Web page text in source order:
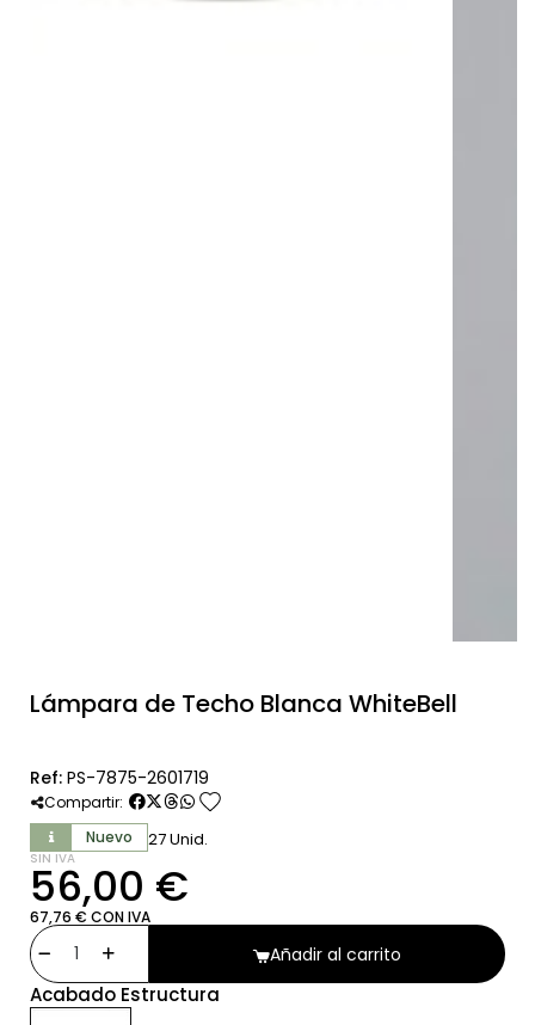
Lámpara de Techo Blanca WhiteBell
Ref: PS-7875-2601719
Compartir: favorite
Nuevo 27 Unid.
SIN IVA
56,00 €
67,76 € CON IVA
Añadir al carrito
Acabado Estructura